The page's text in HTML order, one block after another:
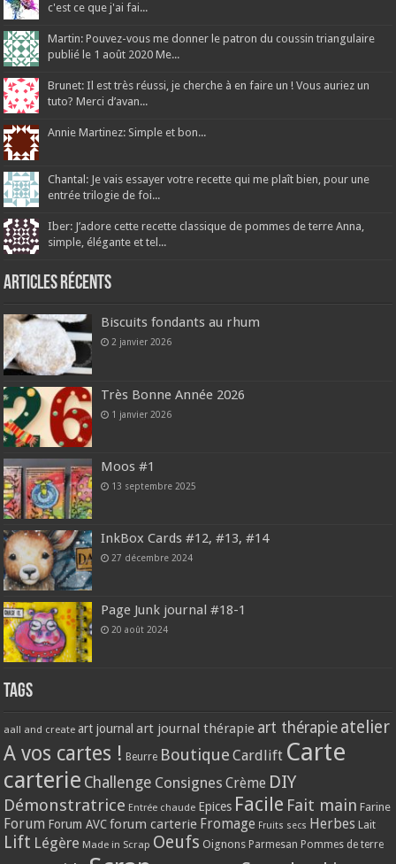
c'est ce que j'ai fai...
Martin: Pouvez-vous me donner le patron du coussin triangulaire
publié le 1 août 2020 Me...
Brunet: Il est très réussi, je cherche à en faire un ! Vous auriez un
tuto? Merci d’avan...
Annie Martinez: Simple et bon...
Chantal: Je vais essayer votre recette qui me plaît bien, pour une
entrée trilogie de foi...
Iber: J’adore cette recette classique de pommes de terre Anna,
simple, élégante et tel...
Articles récents
Biscuits fondants au rhum
2 janvier 2026
Très Bonne Année 2026
1 janvier 2026
Moos #1
13 septembre 2025
InkBox Cards #12, #13, #14
27 décembre 2024
Page Junk journal #18-1
20 août 2024
Tags
aall and create art journal art journal thérapie art thérapie atelier
A vos cartes ! Beurre Boutique Cardlift Carte
carterie Challenge Consignes Crème DIY
Démonstratrice Entrée chaude Epices Facile Fait main Farine
Forum Forum AVC forum carterie Fromage Fruits secs Herbes Lait
Lift Légère Made in Scrap Oeufs Oignons Parmesan Pommes de terre